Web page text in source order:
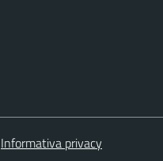
Informativa privacy